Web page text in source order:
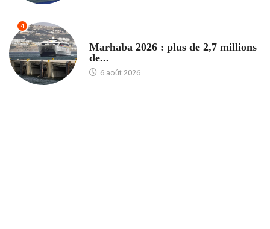
4
Marhaba 2026 : plus de 2,7 millions
de...
6 août 2026